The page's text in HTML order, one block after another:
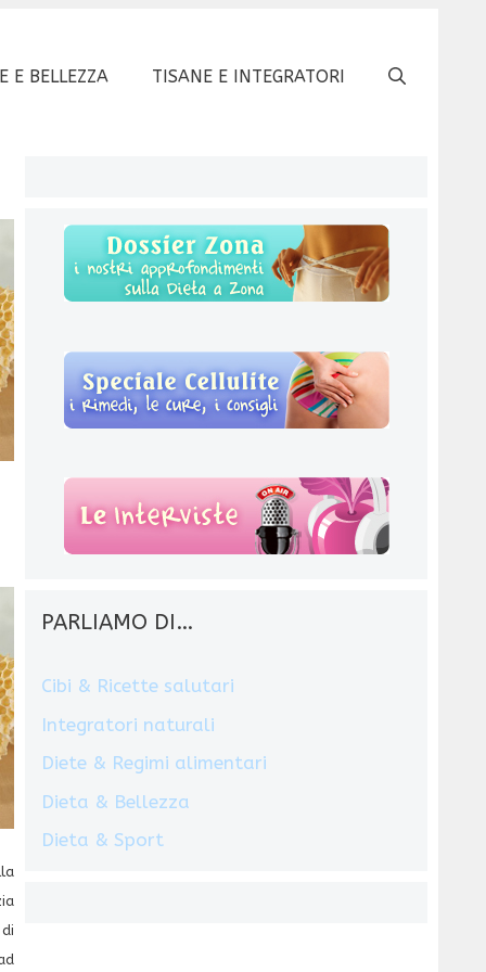
E BELLEZZA TISANE E INTEGRATORI
PARLIAMO DI…
Cibi & Ricette salutari
Integratori naturali
Diete & Regimi alimentari
Dieta & Bellezza
Dieta & Sport